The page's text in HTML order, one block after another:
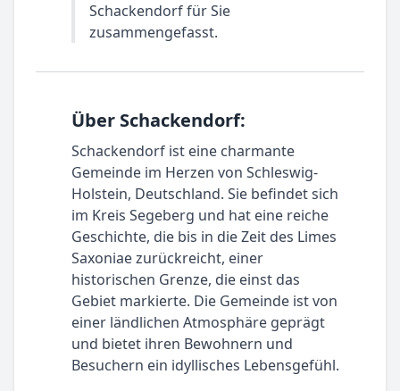
Schackendorf für Sie
zusammengefasst.
Über Schackendorf:
Schackendorf ist eine charmante
Gemeinde im Herzen von Schleswig-
Holstein, Deutschland. Sie befindet sich
im Kreis Segeberg und hat eine reiche
Geschichte, die bis in die Zeit des Limes
Saxoniae zurückreicht, einer
historischen Grenze, die einst das
Gebiet markierte. Die Gemeinde ist von
einer ländlichen Atmosphäre geprägt
und bietet ihren Bewohnern und
Besuchern ein idyllisches Lebensgefühl.